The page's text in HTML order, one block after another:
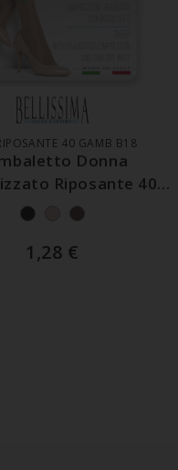
AL CARRELLO
40 GAMB B18
Donna
Riposante 40
Denari
1,28 €